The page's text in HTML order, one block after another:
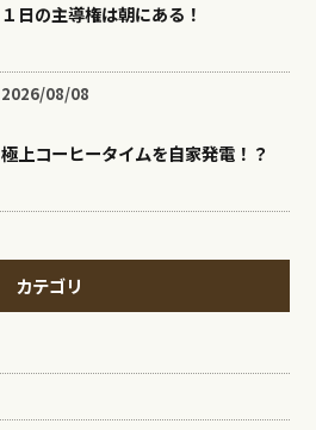
１日の主導権は朝にある！
2026/08/08
極上コーヒータイムを自家発電！？
カテゴリ